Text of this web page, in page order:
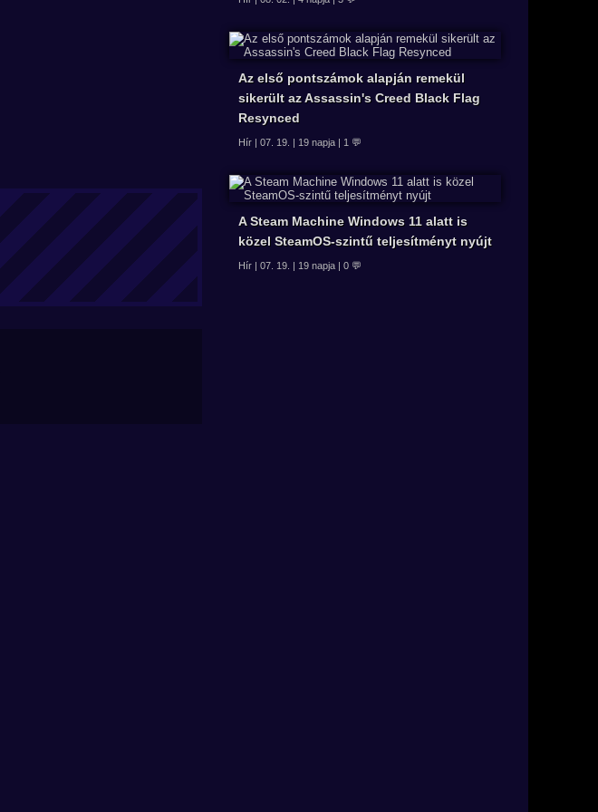
Az első pontszámok alapján remekül
sikerült az Assassin's Creed Black Flag
Resynced
Hír | 07. 19. | 19 napja | 1 💬
A Steam Machine Windows 11 alatt is
közel SteamOS-szintű teljesítményt nyújt
Hír | 07. 19. | 19 napja | 0 💬